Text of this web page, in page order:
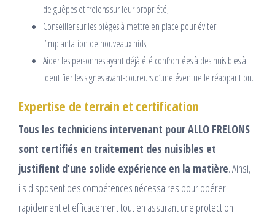
de guêpes et frelons sur leur propriété;
Conseiller sur les pièges à mettre en place pour éviter
l’implantation de nouveaux nids;
Aider les personnes ayant déjà été confrontées à des nuisibles à
identifier les signes avant-coureurs d’une éventuelle réapparition.
Expertise de terrain et certification
Tous les techniciens intervenant pour ALLO FRELONS
sont certifiés en traitement des nuisibles et
justifient d’une solide expérience en la matière. Ainsi,
ils disposent des compétences nécessaires pour opérer
rapidement et efficacement tout en assurant une protection